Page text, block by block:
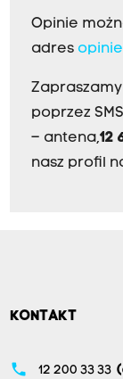
Opinie
adres
poprzez
– antena,12
nasz profil
KONTAKT
phone 12 200 33 33